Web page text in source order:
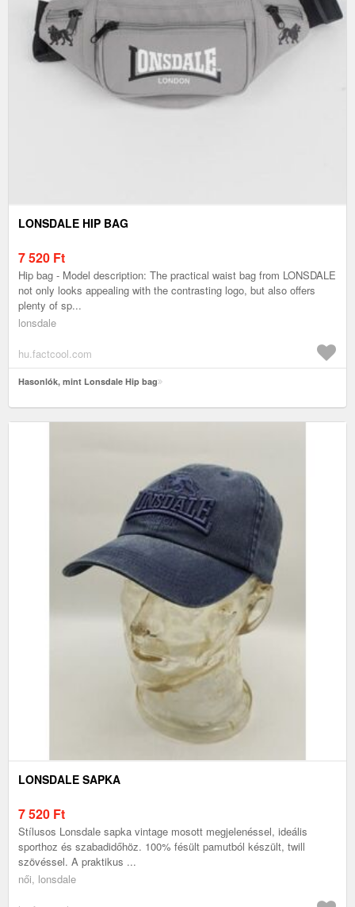
LONSDALE HIP BAG
7 520 Ft
Hip bag - Model description: The practical waist bag from LONSDALE
not only looks appealing with the contrasting logo, but also offers
plenty of sp...
lonsdale
hu.factcool.com
Hasonlók, mint Lonsdale Hip bag
LONSDALE SAPKA
7 520 Ft
Stílusos Lonsdale sapka vintage mosott megjelenéssel, ideális
sporthoz és szabadidőhöz. 100% fésült pamutból készült, twill
szövéssel. A praktikus ...
női, lonsdale